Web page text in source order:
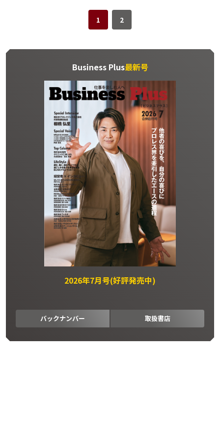
1 2
Business Plus最新号
2026年7月号(好評発売中)
バックナンバー 取扱書店